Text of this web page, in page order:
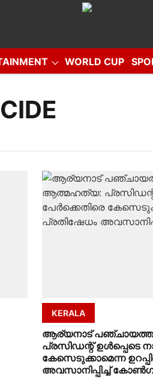
WORLD CUP
KERALA
ആര്യനാട്
പ്രസിഡന്റ് ഉൾപ്പെടെ
കേസെടുക്കാമെന്ന
അവസാനിപ്പിച്ച്